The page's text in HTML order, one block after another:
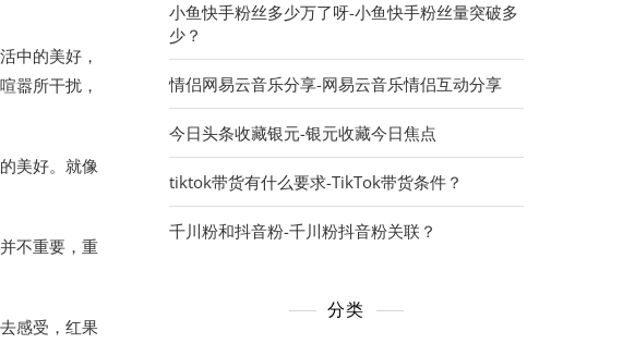
中的美好，
嚣所干扰，
美好。就像
不重要，重
感受，红果
小鱼快手粉丝多少万了呀-小鱼快手粉丝量突破多
少？
情侣网易云音乐分享-网易云音乐情侣互动分享
今日头条收藏银元-银元收藏今日焦点
tiktok带货有什么要求-TikTok带货条件？
千川粉和抖音粉-千川粉抖音粉关联？
分类